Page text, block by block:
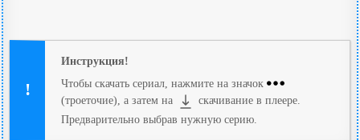
Инструкция!
Чтобы скачать сериал, нажмите на значок
(троеточие), а затем на
скачивание в плеере.
Предварительно выбрав нужную серию.